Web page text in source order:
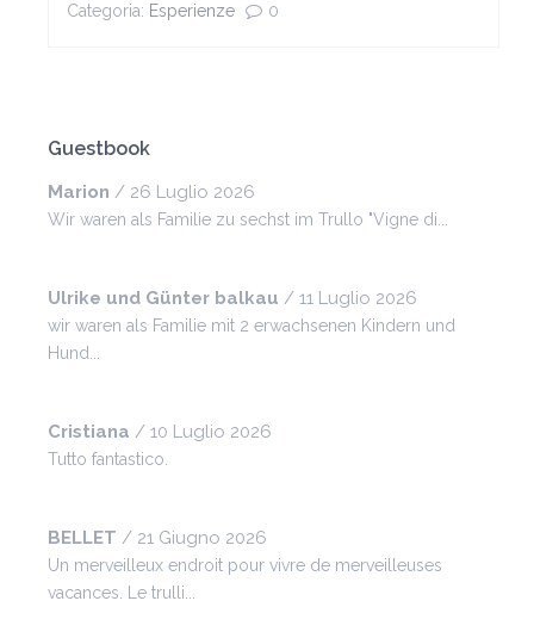
Categoria: Esperienze 0
Guestbook
Marion / 26 Luglio 2026
Wir waren als Familie zu sechst im Trullo "Vigne di...
Ulrike und Günter balkau / 11 Luglio 2026
wir waren als Familie mit 2 erwachsenen Kindern und
Hund...
Cristiana / 10 Luglio 2026
Tutto fantastico.
BELLET / 21 Giugno 2026
Un merveilleux endroit pour vivre de merveilleuses
vacances. Le trulli...